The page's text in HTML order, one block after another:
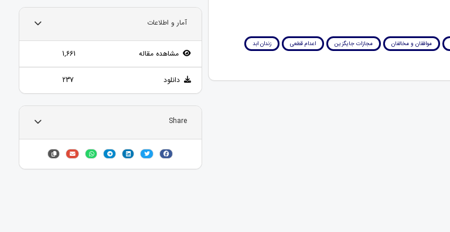
موافقان و مخالفان مجازات جایگزین اعدام قطعی زندان ابد
آمار و اطلاعات
مشاهده مقاله 1,661
دانلود 237
Share